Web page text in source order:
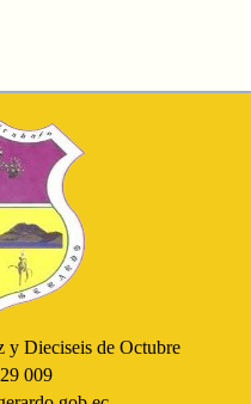
y Dieciseis de Octubre
009